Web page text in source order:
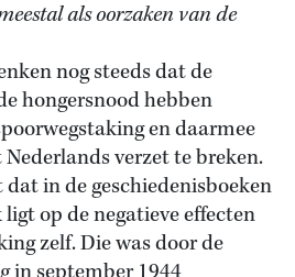
als oorzaken van de
nog steeds dat de
hongersnood hebben
en daarmee
verzet te breken.
in de geschiedenisboeken
op de negatieve effecten
zelf. Die was door de